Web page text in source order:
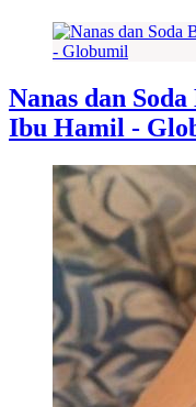
Nanas dan
Ibu Hamil -